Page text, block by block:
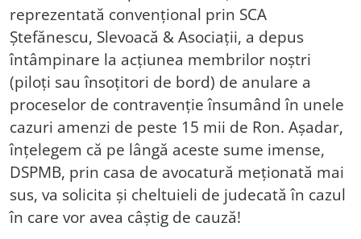
reprezentată convențional prin SCA
Ștefănescu, Slevoacă & Asociații, a depus
întâmpinare la acțiunea membrilor noștri
(piloți sau însoțitori de bord) de anulare a
proceselor de contravenție însumând în unele
cazuri amenzi de peste 15 mii de Ron. Așadar,
înțelegem că pe lângă aceste sume imense,
DSPMB, prin casa de avocatură meționată mai
sus, va solicita și cheltuieli de judecată în cazul
în care vor avea câștig de cauză!